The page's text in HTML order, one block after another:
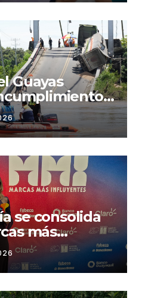
Guayas
CONORTE y
en
puente
Cornejo, en
se consolida
más
Ecuador